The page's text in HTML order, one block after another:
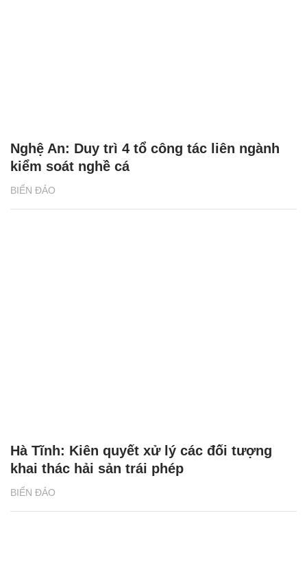
BIỂN ĐẢO
Nghệ An: Duy trì 4 tổ công tác liên ngành
kiểm soát nghề cá
BIỂN ĐẢO
Hà Tĩnh: Kiên quyết xử lý các đối tượng
khai thác hải sản trái phép